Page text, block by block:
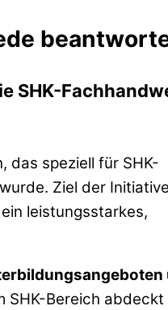
SHK-
das speziell für SHK-
Ziel der
leistungsstarkes,
SHK-Bereich abdeckt